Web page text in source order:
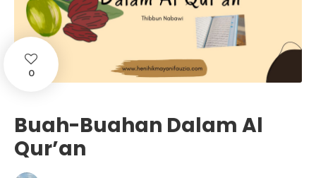
0
Buah-Buahan Dalam Al
Qur’an